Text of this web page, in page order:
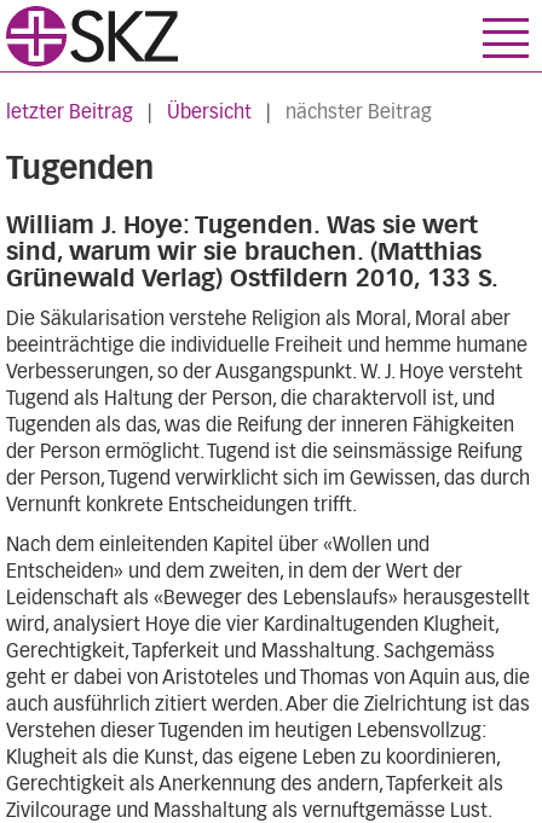
letzter Beitrag Übersicht nächster Beitrag
Tugenden
William J. Hoye: Tugenden. Was sie wert
sind, warum wir sie brauchen. (Matthias
Grünewald Verlag) Ostfildern 2010, 133 S.
Die Säkularisation verstehe Religion als Moral, Moral aber
beeinträchtige die individuelle Freiheit und hemme humane
Verbesserungen, so der Ausgangspunkt. W. J. Hoye versteht
Tugend als Haltung der Person, die charaktervoll ist, und
Tugenden als das, was die Reifung der inneren Fähigkeiten
der Person ermöglicht. Tugend ist die seinsmässige Reifung
der Person, Tugend verwirklicht sich im Gewissen, das durch
Vernunft konkrete Entscheidungen trifft.
Nach dem einleitenden Kapitel über «Wollen und
Entscheiden» und dem zweiten, in dem der Wert der
Leidenschaft als «Beweger des Lebenslaufs» herausgestellt
wird, analysiert Hoye die vier Kardinaltugenden Klugheit,
Gerechtigkeit, Tapferkeit und Masshaltung. Sachgemäss
geht er dabei von Aristoteles und Thomas von Aquin aus, die
auch ausführlich zitiert werden. Aber die Zielrichtung ist das
Verstehen dieser Tugenden im heutigen Lebensvollzug:
Klugheit als die Kunst, das eigene Leben zu koordinieren,
Gerechtigkeit als Anerkennung des andern, Tapferkeit als
Zivilcourage und Masshaltung als vernuftgemässe Lust.